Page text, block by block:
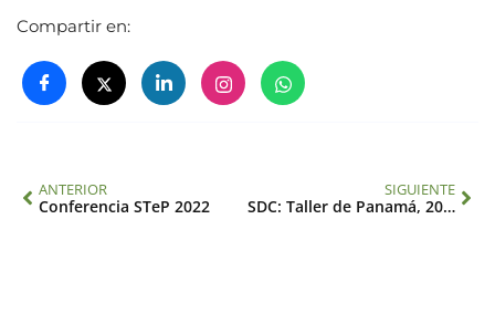
Compartir en:
ANTERIOR
Conferencia STeP 2022
SIGUIENTE
SDC: Taller de Panamá, 2023